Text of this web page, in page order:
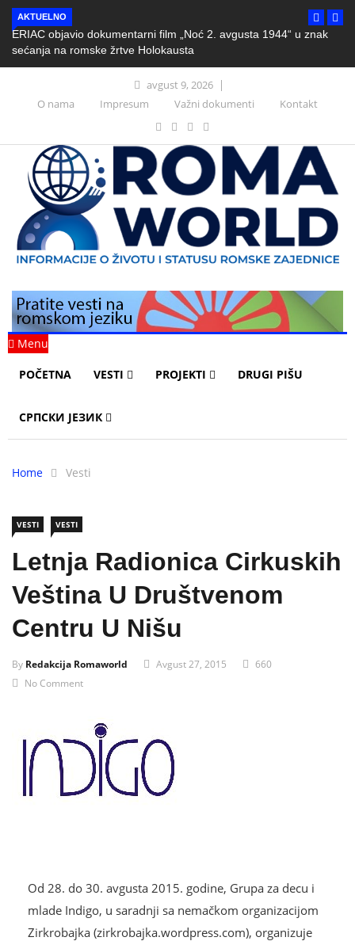
AKTUELNO
ERIAC objavio dokumentarni film „Noć 2. avgusta 1944“ u znak
sećanja na romske žrtve Holokausta
avgust 9, 2026
O nama
Impresum Važni dokumenti Kontakt
Menu
POČETNA VESTI PROJEKTI DRUGI PIŠU
СРПСКИ ЈЕЗИК
Home Vesti
VESTI VESTI
Letnja Radionica Cirkuskih
Veština U Društvenom
Centru U Nišu
By Redakcija Romaworld Avgust 27, 2015
660
No Comment
Od 28. do 30. avgusta 2015. godine, Grupa za decu i
mlade Indigo, u saradnji sa nemačkom organizacijom
Zirkrobajka (zirkrobajka.wordpress.com), organizuje